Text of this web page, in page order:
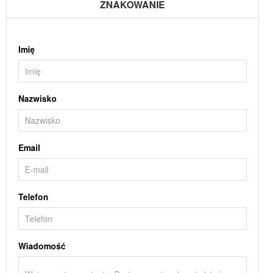
ZNAKOWANIE
Imię
Nazwisko
Email
Telefon
Wiadomość